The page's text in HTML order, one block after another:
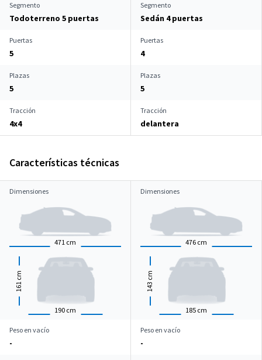
Segmento
Todoterreno 5 puertas
Segmento
Sedán 4 puertas
Puertas
5
Puertas
4
Plazas
5
Plazas
5
Tracción
4x4
Tracción
delantera
Características técnicas
Dimensiones
471 cm
190 cm
161
cm
Dimensiones
476 cm
185 cm
143
cm
Peso en vacío
-
Peso en vacío
-